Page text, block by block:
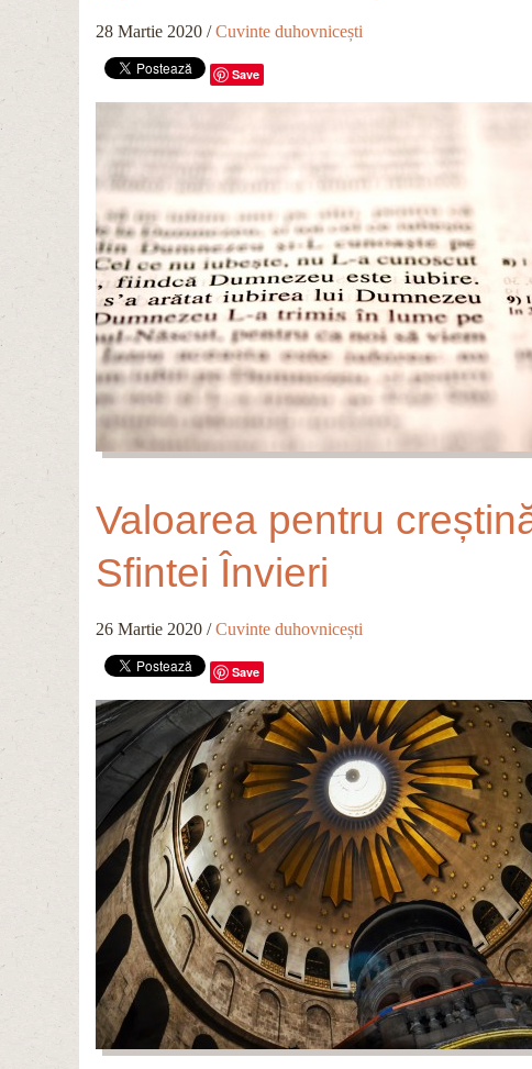
28 Martie 2020 /Cuvinte duhovnicești
Save
Valoarea pentru
Sfintei Învieri
26 Martie 2020 /Cuvinte duhovnicești
Save